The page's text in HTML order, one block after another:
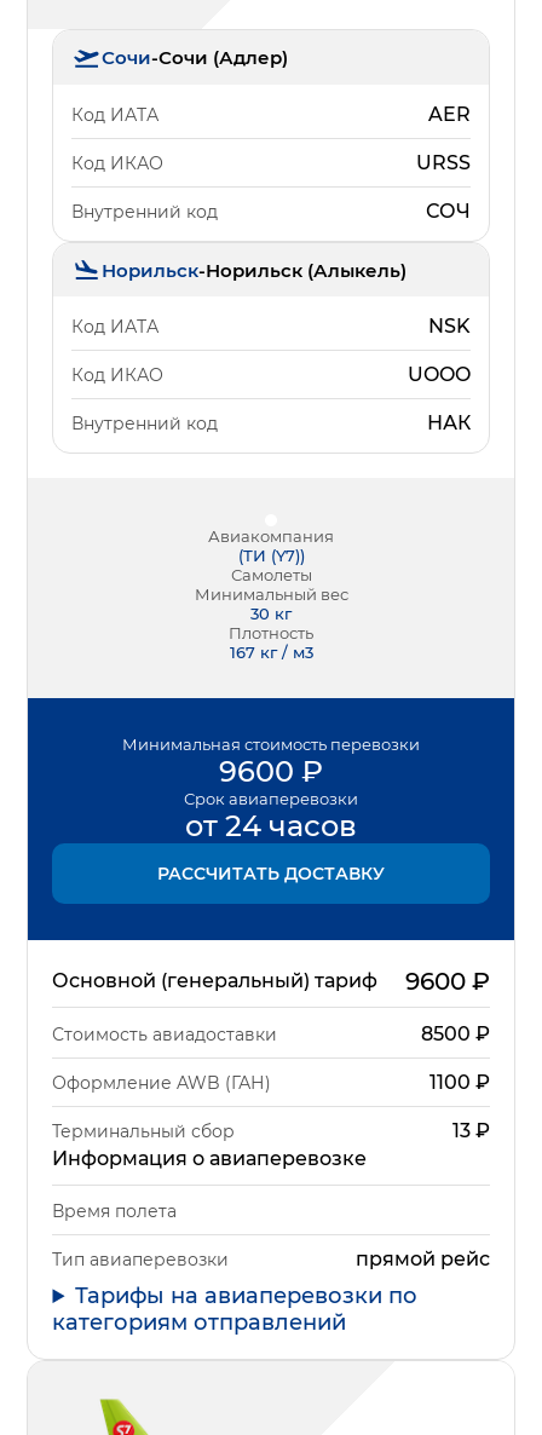
Сочи-Сочи (Адлер)
Код ИАТА AER
Код ИКАО URSS
Внутренний код СОЧ
Норильск-Норильск (Алыкель)
Код ИАТА NSK
Код ИКАО UOOO
Внутренний код НАК
Авиакомпания
(ТИ (Y7))
Самолеты
Минимальный вес
30 кг
Плотность
167 кг / м3
Минимальная стоимость перевозки
9600 ₽
Срок авиаперевозки
от 24 часов
РАССЧИТАТЬ ДОСТАВКУ
Основной (генеральный) тариф 9600₽
Стоимость авиадоставки 8500 ₽
Оформление AWB (ГАН) 1100 ₽
Терминальный сбор 13₽
Информация о авиаперевозке
Время полета
Тип авиаперевозки прямой рейс
Тарифы на авиаперевозки по
категориям отправлений